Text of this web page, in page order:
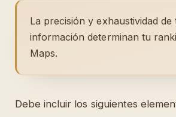
La precisión y exhaustividad de
información determinan tu
Maps.
Debe incluir los siguientes